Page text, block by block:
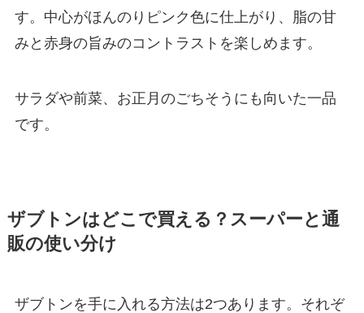
す。中心がほんのりピンク色に仕上がり、脂の甘
みと赤身の旨みのコントラストを楽しめます。
サラダや前菜、お正月のごちそうにも向いた一品
です。
ザブトンはどこで買える？スーパーと通
販の使い分け
ザブトンを手に入れる方法は2つあります。それぞ